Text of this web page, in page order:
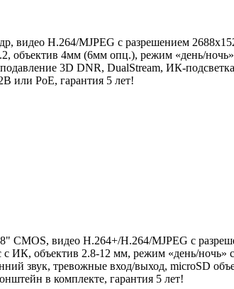
видео H.264/MJPEG с разрешением
объектив 4мм (6мм опц.), режим «день/
3D DNR, DualStream, ИК-
или PoE, гарантия 5 лет!
CMOS, видео H.264+/H.264/MJPEG с
ИК, объектив 2.8-12 мм, режим «день/ночь»
звук, тревожные вход/выход, microSD
в комплекте, гарантия 5 лет!